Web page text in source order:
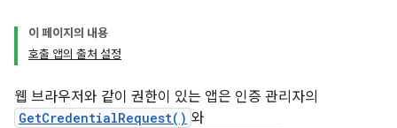
이 페이지의 내용
호출 앱의 출처 설정
웹 브라우저와 같이 권한이 있는 앱은 인증 관리자의
GetCredentialRequest() 와